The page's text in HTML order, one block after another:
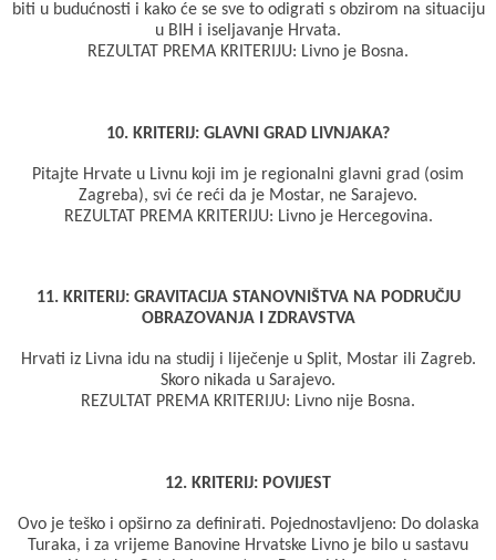
biti u budućnosti i kako će se sve to odigrati s obzirom na situaciju
u BIH i iseljavanje Hrvata.
REZULTAT PREMA KRITERIJU: Livno je Bosna.
10. KRITERIJ: GLAVNI GRAD LIVNJAKA?
Pitajte Hrvate u Livnu koji im je regionalni glavni grad (osim
Zagreba), svi će reći da je Mostar, ne Sarajevo.
REZULTAT PREMA KRITERIJU: Livno je Hercegovina.
11. KRITERIJ: GRAVITACIJA STANOVNIŠTVA NA PODRUČJU
OBRAZOVANJA I ZDRAVSTVA
Hrvati iz Livna idu na studij i liječenje u Split, Mostar ili Zagreb.
Skoro nikada u Sarajevo.
REZULTAT PREMA KRITERIJU: Livno nije Bosna.
12. KRITERIJ: POVIJEST
Ovo je teško i opširno za definirati. Pojednostavljeno: Do dolaska
Turaka, i za vrijeme Banovine Hrvatske Livno je bilo u sastavu